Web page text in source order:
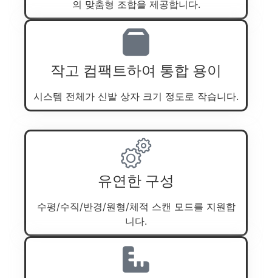
의 맞춤형 조합을 제공합니다.
작고 컴팩트하여 통합 용이
시스템 전체가 신발 상자 크기 정도로 작습니다.
유연한 구성
수평/수직/반경/원형/체적 스캔 모드를 지원합
니다.